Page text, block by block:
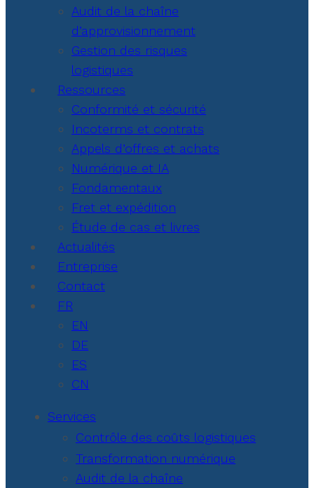
Audit de la chaîne
d’approvisionnement
Gestion des risques
logistiques
Ressources
Conformité et sécurité
Incoterms et contrats
Appels d’offres et achats
Numérique et IA
Fondamentaux
Fret et expédition
Étude de cas et livres
Actualités
Entreprise
Contact
FR
EN
DE
ES
CN
Services
Contrôle des coûts logistiques
Transformation numérique
Audit de la chaîne